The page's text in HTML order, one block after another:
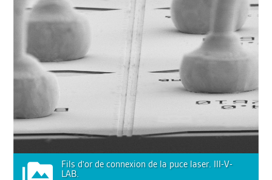
Fils d'or de connexion de la puce laser. III-V-
LAB.